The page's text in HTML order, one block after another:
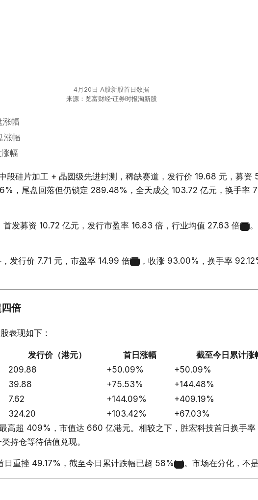
4月20日 A股新股首日数据
来源：览富财经·证券时报淘新股
涨幅
涨幅
幅
段硅片加工 + 晶圆级先进封测，稀缺赛道，发行价 19.68 元，募
，尾盘回落但仍锁定 289.48%，全天成交 103.72 亿元，换手率
发募资 10.72 亿元，发行市盈率 16.83 倍，行业均值 27.63 倍
发行价 7.71 元，市盈率 14.99 倍
，收涨 93.00%，换手率
倍
表现如下：
发行价（港元） 首日涨幅 截至今日累计涨
209.88 +50.09% +50.09%
39.88 +75.53% +144.48%
7.62 +144.09% +409.19%
324.20 +103.42% +67.03%
高超 409%，市值达 660 亿港元。相较之下，胜宏科技首日换手
持仓等待估值兑现。
重挫 49.17%，截至今日累计跌幅已超 58% 。市场在分化，不